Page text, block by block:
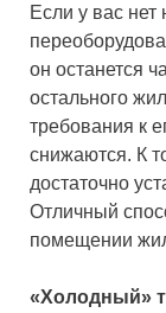
Если у вас
он останется
остального
требования к
снижаются. К
достаточно
Отличный
помещении
«Холодный»